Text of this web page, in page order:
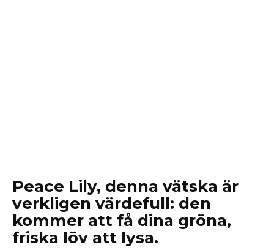
Peace Lily, denna vätska är
verkligen värdefull: den
kommer att få dina gröna,
friska löv att lysa.